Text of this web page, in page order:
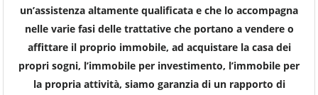
un’assistenza altamente qualificata e che lo accompagna
nelle varie fasi delle trattative che portano a vendere o
affittare il proprio immobile, ad acquistare la casa dei
propri sogni, l’immobile per investimento, l’immobile per
la propria attività, siamo garanzia di un rapporto di